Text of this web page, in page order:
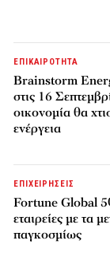
ΕΠΙΚΑΙΡΟΤΗΤΑ
Brainstorm
στις 16
οικονομία θα
ενέργεια
ΕΠΙΧΕΙΡΗΣΕΙΣ
Fortune Global
εταιρείες με τα
παγκοσμίως